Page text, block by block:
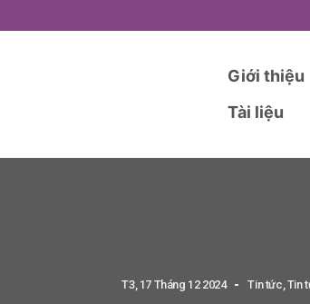
Giới thiệu
Tài liệu
T3, 17 Tháng 12 2024 Tin tức,Tin